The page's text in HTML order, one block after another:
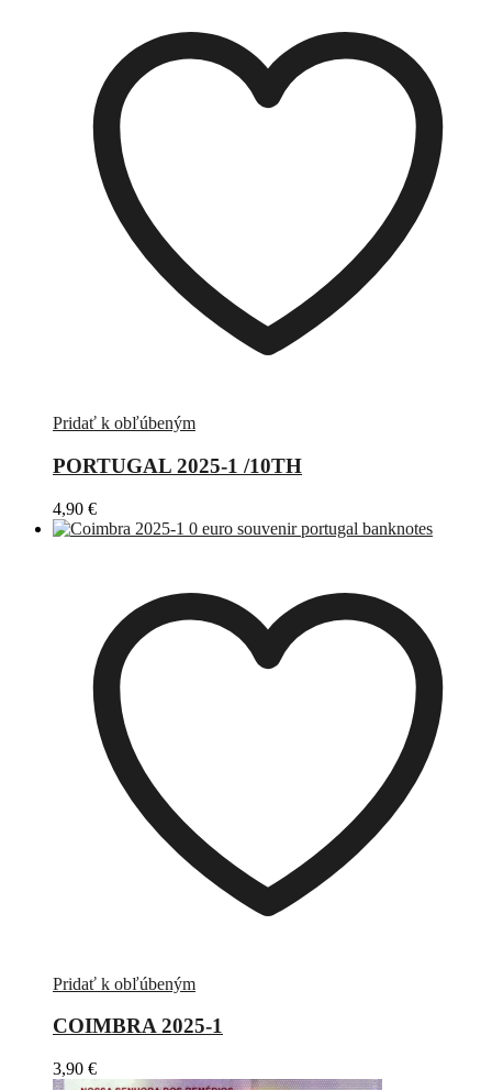
Pridať k obľúbeným
PORTUGAL 2025-1 /10TH
4,90 €
Pridať k obľúbeným
COIMBRA 2025-1
3,90 €